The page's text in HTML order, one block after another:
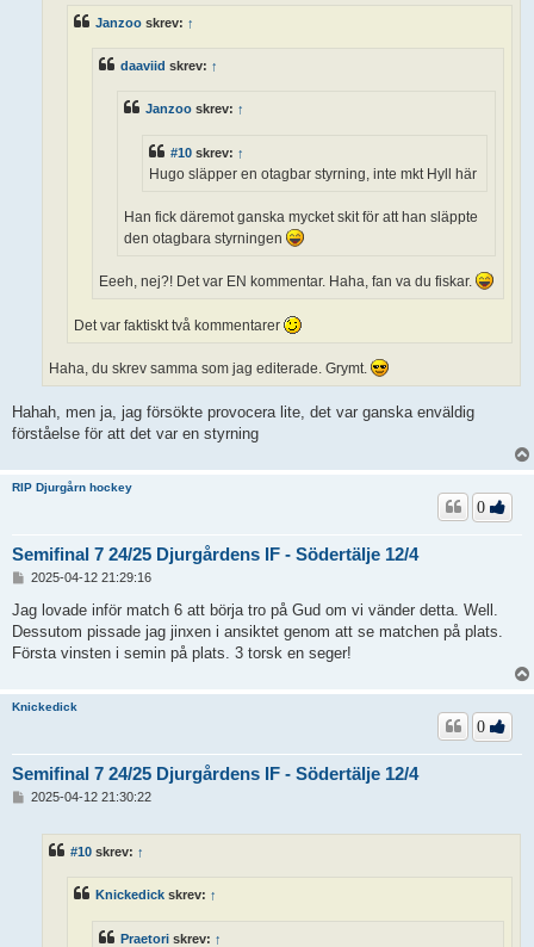
Janzoo skrev: ↑
daaviid skrev: ↑
Janzoo skrev: ↑
#10 skrev: ↑
Hugo släpper en otagbar styrning, inte mkt Hyll här
Han fick däremot ganska mycket skit för att han släppte
den otagbara styrningen
Eeeh, nej?! Det var EN kommentar. Haha, fan va du fiskar.
Det var faktiskt två kommentarer
Haha, du skrev samma som jag editerade. Grymt.
Hahah, men ja, jag försökte provocera lite, det var ganska enväldig
förståelse för att det var en styrning
RIP Djurgårn hockey
Semifinal 7 24/25 Djurgårdens IF - Södertälje 12/4
0
l
ä
g
g
2025-04-12 21:29:16
Jag lovade inför match 6 att börja tro på Gud om vi vänder detta. Well.
Dessutom pissade jag jinxen i ansiktet genom att se matchen på plats.
Första vinsten i semin på plats. 3 torsk en seger!
Knickedick
Semifinal 7 24/25 Djurgårdens IF - Södertälje 12/4
0
2025-04-12 21:30:22
#10 skrev: ↑
Knickedick skrev: ↑
Praetori skrev: ↑